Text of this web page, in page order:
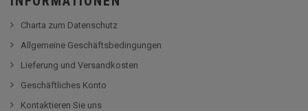
Charta zum Datenschutz
Allgemeine Geschäftsbedingungen
Lieferung und Versandkosten
Geschäftliches Konto
Kontaktieren Sie uns